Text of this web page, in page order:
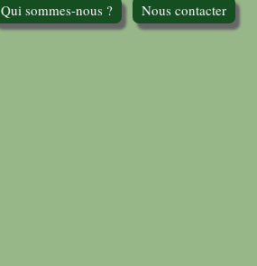
Qui sommes-nous ? Nous contacter